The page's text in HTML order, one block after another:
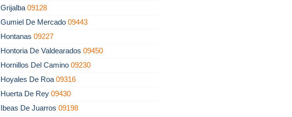
Grijalba09128
Gumiel De Mercado09443
Hontanas09227
Hontoria De Valdearados09450
Hornillos Del Camino09230
Hoyales De Roa09316
Huerta De Rey09430
Ibeas De Juarros09198